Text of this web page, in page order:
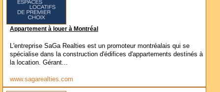
Appartement à louer à Montréal
L'entreprise SaGa Realties est un promoteur montréalais qui se
spécialise dans la construction d'édifices d'appartements destinés à
la location. Gérant...
www.sagarealties.com